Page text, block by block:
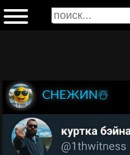
СНЕЖИN☃️